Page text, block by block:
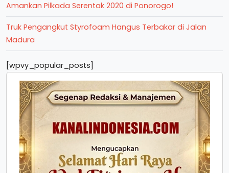
Amankan Pilkada Serentak 2020 di Ponorogo!
Truk Pengangkut Styrofoam Hangus Terbakar di Jalan
Madura
[wpvy_popular_posts]